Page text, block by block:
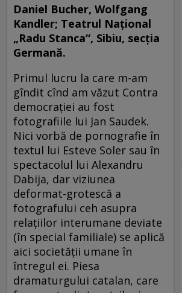
Daniel Bucher, Wolfgang
Kandler; Teatrul Naţional
„Radu Stanca“, Sibiu, secţia
Germană.
Primul lucru la care m-am
gîndit cînd am văzut Contra
democraţiei au fost
fotografiile lui Jan Saudek.
Nici vorbă de pornografie în
textul lui Esteve Soler sau în
spectacolul lui Alexandru
Dabija, dar viziunea
deformat-grotescă a
fotografului ceh asupra
relaţiilor interumane deviate
(în special familiale) se aplică
aici societăţii umane în
întregul ei. Piesa
dramaturgului catalan, care